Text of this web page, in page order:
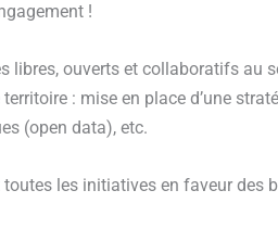
!
libres, ouverts et collaboratifs au
: mise en place d’une
(open data), etc.
les initiatives en faveur des